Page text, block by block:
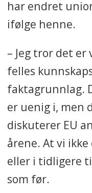
har endret
ifølge henne.
– Jeg tror det
felles
faktagrunnlag.
er uenig i, men
diskuterer EU
årene. At vi
eller i tidligere
som før.